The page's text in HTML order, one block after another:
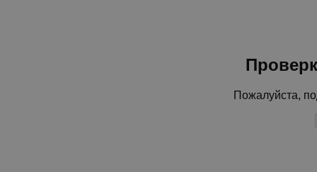
Пожалуйста,